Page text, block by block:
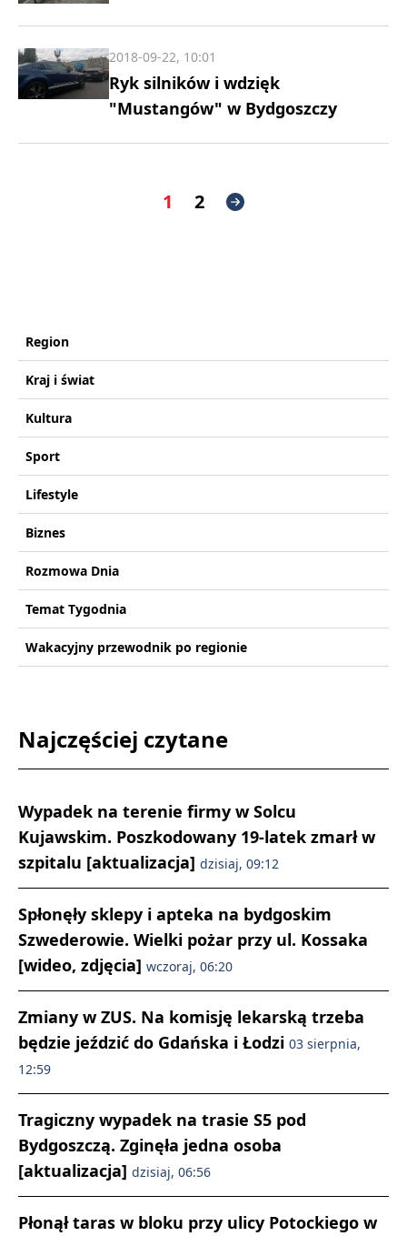
Ryk silników i wdzięk
"Mustangów" w Bydgoszczy
2018-09-22, 10:01
1 2
Region
Kraj i świat
Kultura
Sport
Lifestyle
Biznes
Rozmowa Dnia
Temat Tygodnia
Wakacyjny przewodnik po regionie
Najczęściej czytane
Wypadek na terenie firmy w Solcu
Kujawskim. Poszkodowany 19-latek zmarł w
szpitalu [aktualizacja] dzisiaj, 09:12
Spłonęły sklepy i apteka na bydgoskim
Szwederowie. Wielki pożar przy ul. Kossaka
[wideo, zdjęcia] wczoraj, 06:20
Zmiany w ZUS. Na komisję lekarską trzeba
będzie jeździć do Gdańska i Łodzi 03 sierpnia,
12:59
Tragiczny wypadek na trasie S5 pod
Bydgoszczą. Zginęła jedna osoba
[aktualizacja] dzisiaj, 06:56
Płonął taras w bloku przy ulicy Potockiego w